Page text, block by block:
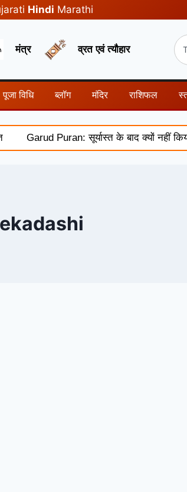
Hindi Marathi
मंत्र व्रत एवं त्यौहार
पूजा विधि ब्लॉग मंदिर राशिफल
Garud Puran: सूर्यास्त के बाद क्यों नहीं किया